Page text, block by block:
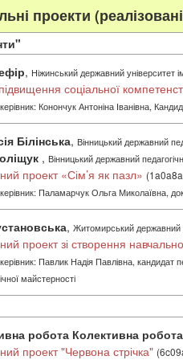
проекти
, Ніжинський державний університет
соціальної
Конончук Антоніна Іванівна,
Білінська, Вінницький державний
, Вінницький державний
проект «Сім’я як пазл»
Паламарчук Ольга Миколаївна,
, Житомирський державний
проект зі створення
Павлик Надія Павлівна, кандидат
майстерності
робота Колективна робота
проект "Червона стрічка"